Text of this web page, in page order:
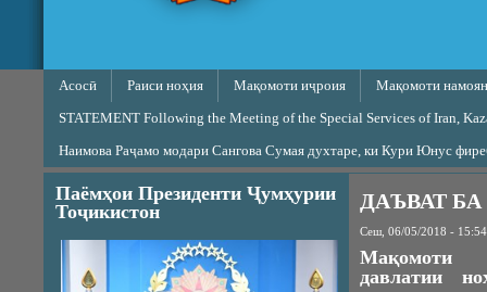
Main menu
Асосӣ Раиси ноҳия Мақомоти иҷроия
Мақомоти
STATEMENT Following the Meeting of the Special Services of Iran,
Наимова Раҷамо модари Сангова Сумая духтаре, ки Кури Юнус
Паёмҳои Президенти Ҷумҳурии
Тоҷикистон
ДАЪВАТ
Сеш, 06/05/2018 - 15:54
Мақомоти
давлатии